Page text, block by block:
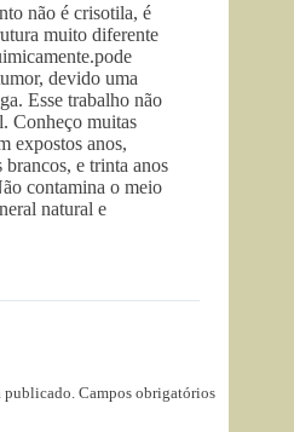
não é crisotila, é
muito diferente
devido uma
Esse trabalho não
Conheço muitas
expostos anos,
e trinta anos
contamina o meio
natural e
publicado. Campos obrigatórios